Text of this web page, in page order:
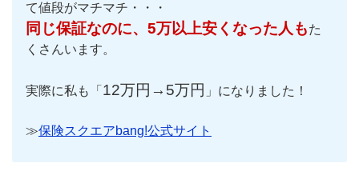
て値段がマチマチ・・・
同じ保証なのに、5万以上安くなった人もた
くさんいます。
実際に私も「 12万円→5万円 」になりました！
≫保険スクエアbang!公式サイト